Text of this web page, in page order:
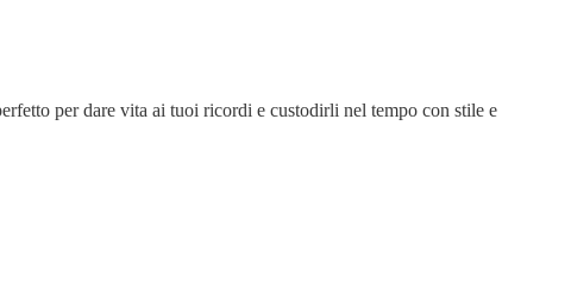
per dare vita ai tuoi ricordi e custodirli nel tempo con stile e